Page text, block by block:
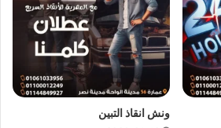
، افضل ونش انقاذ ، اقرب ونش انقاذ ،
، اوناش انقاذ السيارات ، تليفون ونش انقاذ ،
ونش انقاذ ، ريكفري ، سحب سيارات ، سطحة
، نقل سيارات ، ونش ، ونش امان ، ونش انقاذ
سيارات ، ونش سيارة ، ونش طريق ، ونش
ونش انقاذ التبين